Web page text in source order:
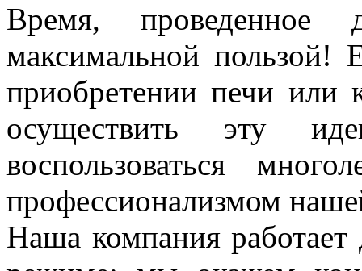
Время,
максимальной пользой!
приобретении печи или
осуществить эту
воспользоваться
профессионализмом
Наша компания